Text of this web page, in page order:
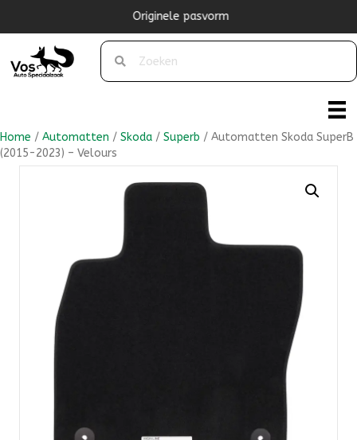
Originele pasvorm
Home / Automatten / Skoda / Superb / Automatten Skoda SuperB
(2015-2023) – Velours